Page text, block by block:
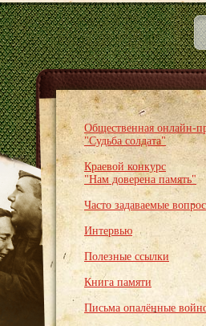
Общественная онлайн-
"Судьба солдата"
Краевой конкурс
"Нам доверена память"
Часто задаваемые
Интервью
Полезные ссылки
Книга памяти
Письма опалённые